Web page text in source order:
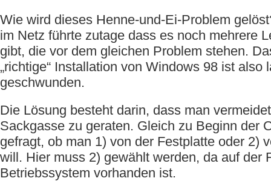
Wie wird dieses Henne-und-Ei-Problem
im Netz führte zutage dass es noch mehrere
gibt, die vor dem gleichen Problem stehen.
„richtige“ Installation von Windows 98 ist also
geschwunden.
Die Lösung besteht darin, dass man
Sackgasse zu geraten. Gleich zu Beginn der
gefragt, ob man 1) von der Festplatte oder 2)
will. Hier muss 2) gewählt werden, da auf der
Betriebssystem vorhanden ist.